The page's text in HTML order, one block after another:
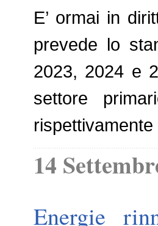
E’ ormai in
prevede lo
2023, 2024 e
settore
14
Energie